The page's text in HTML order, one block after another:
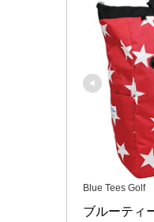
Blue Tees Golf
ブルーティ